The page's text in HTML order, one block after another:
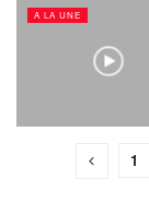
A LA UNE
1